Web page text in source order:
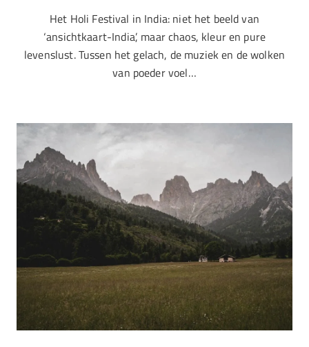
Het Holi Festival in India: niet het beeld van
‘ansichtkaart-India’, maar chaos, kleur en pure
levenslust. Tussen het gelach, de muziek en de wolken
van poeder voel…